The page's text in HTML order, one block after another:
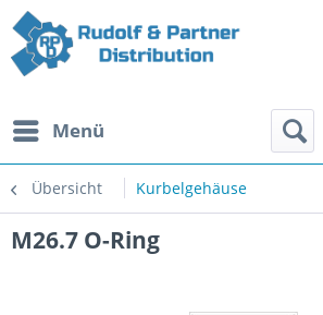
Menü
Übersicht Kurbelgehäuse
M26.7 O-Ring